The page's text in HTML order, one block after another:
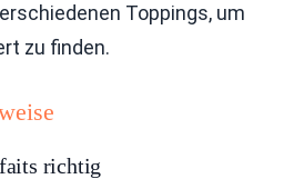
Toppings, um
zu finden.
richtig